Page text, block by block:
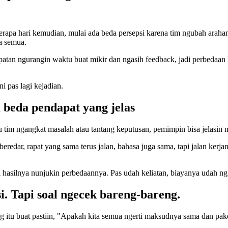
hari kemudian, mulai ada beda persepsi karena tim ngubah
semua.
ngurangin waktu buat mikir dan ngasih feedback, jadi
pas lagi kejadian.
pendapat yang jelas
ngangkat masalah atau tantang keputusan, pemimpin bisa
rapat yang sama terus jalan, bahasa juga sama, tapi jalan
nunjukin perbedaannya. Pas udah keliatan, biayanya udah
Tapi soal ngecek bareng-bareng.
buat pastiin, "Apakah kita semua ngerti maksudnya sama dan